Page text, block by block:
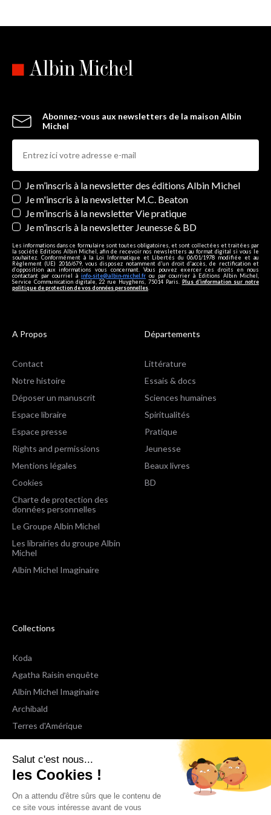
Salut c'est nous...
les Cookies !
On a attendu d'être sûrs que le contenu de
ce site vous intéresse avant de vous
Abonnez-vous aux newsletters de la maison Albin
Michel
Newsletters
Je m’inscris à la newsletter des éditions Albin Michel
Je m'inscris à la newsletter M.C. Beaton
Je m’inscris à la newsletter Vie pratique
Je m’inscris à la newsletter Jeunesse & BD
Les informations dans ce formulaire sont toutes obligatoires, et sont collectées et traitées par
la société Editions Albin Michel, afin de recevoir nos newsletters au format digital si vous le
souhaitez. Conformément à la Loi Informatique et Libertés du 06/01/1978 modifiée et au
Règlement (UE) 2016/679, vous disposez notamment d'un droit d'accès, de rectification et
d’opposition aux informations vous concernant. Vous pouvez exercer ces droits en nous
contactant par courriel à info-site@albin-michel.fr ou par courrier à Editions Albin Michel,
Service Communication digitale, 22 rue Huyghens, 75014 Paris. Plus d’information sur notre
politique de protection de vos données personnelles
A Propos
Contact
Notre histoire
Déposer un manuscrit
Espace libraire
Espace presse
Rights and permissions
Mentions légales
Cookies
Charte de protection des
données personnelles
Le Groupe Albin Michel
Les librairies du groupe Albin
Michel
Albin Michel Imaginaire
Départements
Littérature
Essais & docs
Sciences humaines
Spiritualités
Pratique
Jeunesse
Beaux livres
BD
Collections
Koda
Agatha Raisin enquête
Albin Michel Imaginaire
Archibald
Terres d'Amérique
Espaces Libres Poche
NOX
Wiz
Voir toutes les collections